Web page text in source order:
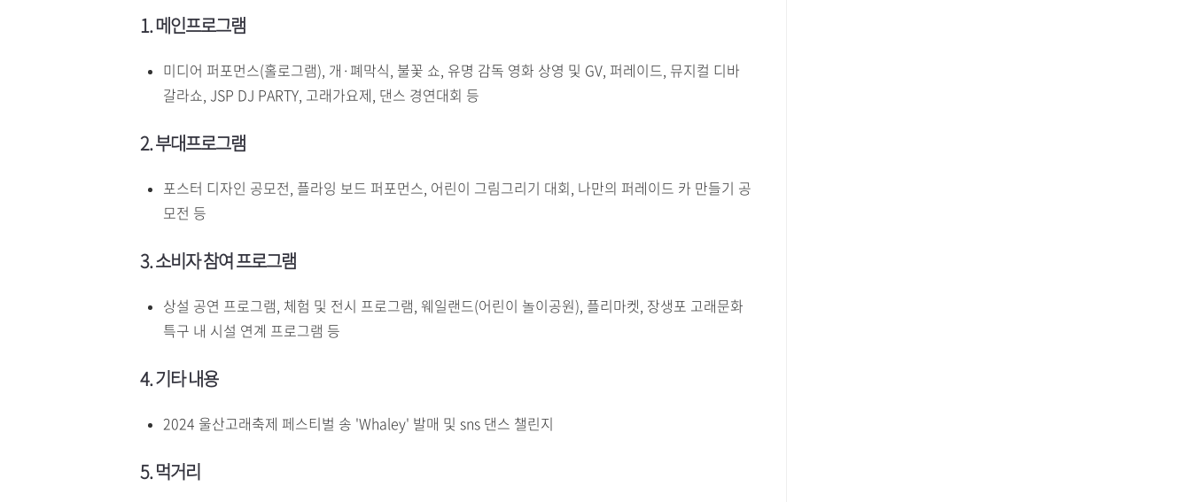
1. 메인프로그램
미디어 퍼포먼스(홀로그램), 개·폐막식, 불꽃 쇼, 유명 감독 영화 상영 및 GV, 퍼레이드, 뮤지컬 디바
갈라쇼, JSP DJ PARTY, 고래가요제, 댄스 경연대회 등
2. 부대프로그램
포스터 디자인 공모전, 플라잉 보드 퍼포먼스, 어린이 그림그리기 대회, 나만의 퍼레이드 카 만들기 공
모전 등
3. 소비자 참여 프로그램
상설 공연 프로그램, 체험 및 전시 프로그램, 웨일랜드(어린이 놀이공원), 플리마켓, 장생포 고래문화
특구 내 시설 연계 프로그램 등
4. 기타 내용
2024 울산고래축제 페스티벌 송 'Whaley' 발매 및 sns 댄스 챌린지
5. 먹거리